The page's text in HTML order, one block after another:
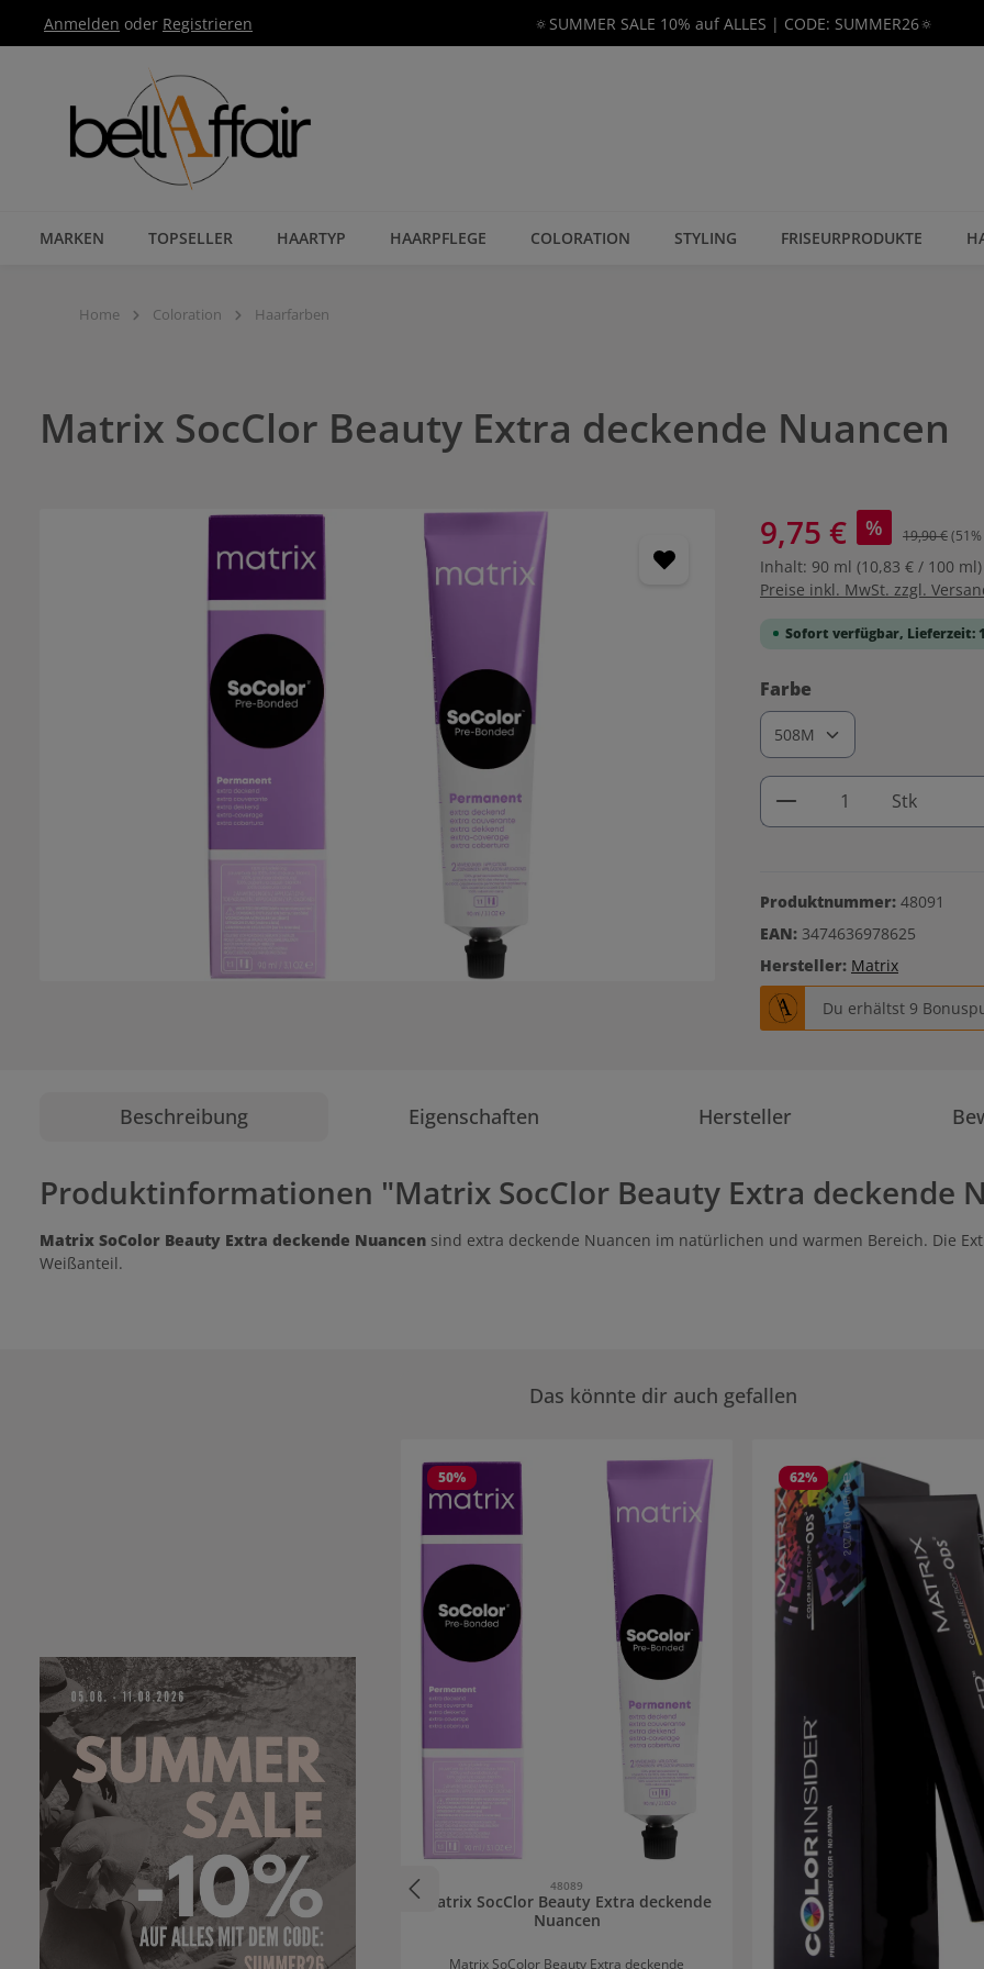
Hauptnavigation springen
Anmelden oder Registrieren 🔅SUMMER SALE 10% auf ALLES | CODE: SUMMER26🔅
MARKEN TOPSELLER HAARTYP HAARPFLEGE COLORATION STYLING FRISEURPRODUKTE
Home Coloration Haarfarben
Matrix SocClor Beauty Extra deckende Nuancen
Bildergalerie überspringen 9,75 € % 19,90 €
Inhalt: 90 ml (10,83 € / 100 ml)
Preise inkl. MwSt. zzgl.
Sofort verfügbar, Lieferzeit:
Farbe
Produkt Anzahl:
Stk
Produktnummer: 48091
EAN: 3474636978625
Hersteller: Matrix
Du erhältst 9
Beschreibung Eigenschaften Hersteller
Produktinformationen "Matrix SocClor Beauty Extra deckende
Matrix SoColor Beauty Extra deckende Nuancen sind extra deckende Nuancen im natürlichen und warmen Bereich. Die
Weißanteil.
Das könnte dir auch gefallen
50%
48089
Matrix SocClor Beauty Extra deckende
Nuancen
Matrix SoColor Beauty Extra deckende
62%